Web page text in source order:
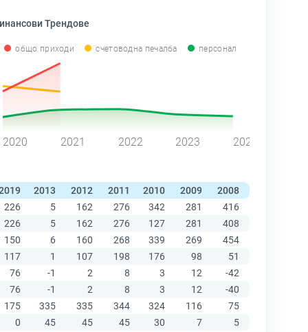
Трендове
общо приходи счетоводна печалба персонал
2020 2021 2022 2023 2024
2013 2012 2011 2010 2009 2008